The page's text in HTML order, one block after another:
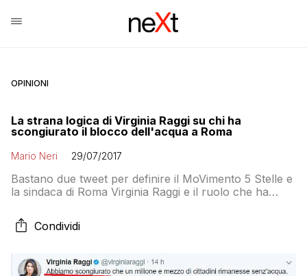
OPINIONI
La strana logica di Virginia Raggi su chi ha
scongiurato il blocco dell'acqua a Roma
Mario Neri 29/07/2017
Bastano due tweet per definire il MoVimento 5 Stelle e
la sindaca di Roma Virginia Raggi e il ruolo che ha
Roma insieme al ministro Galletti e al governatore
Zingaretti. Nel primo di ieri la sindaca sosteneva che
dell’acqua” e diceva […]
Condividi